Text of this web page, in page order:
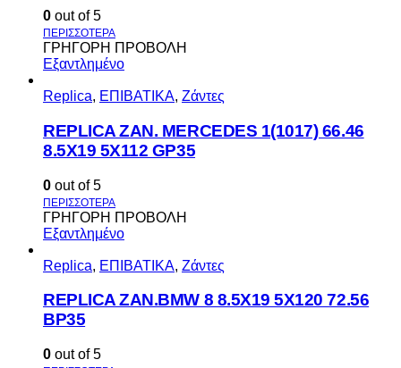
0 out of 5
ΓΡΗΓΟΡΗ ΠΡΟΒΟΛΗ
Εξαντλημένο
Replica, ΕΠΙΒΑΤΙΚΑ, Ζάντες
REPLICA ZAN. MERCEDES 1(1017) 66.46
8.5X19 5X112 GP35
0 out of 5
ΓΡΗΓΟΡΗ ΠΡΟΒΟΛΗ
Εξαντλημένο
Replica, ΕΠΙΒΑΤΙΚΑ, Ζάντες
REPLICA ZAN.BMW 8 8.5X19 5X120 72.56
BP35
0 out of 5